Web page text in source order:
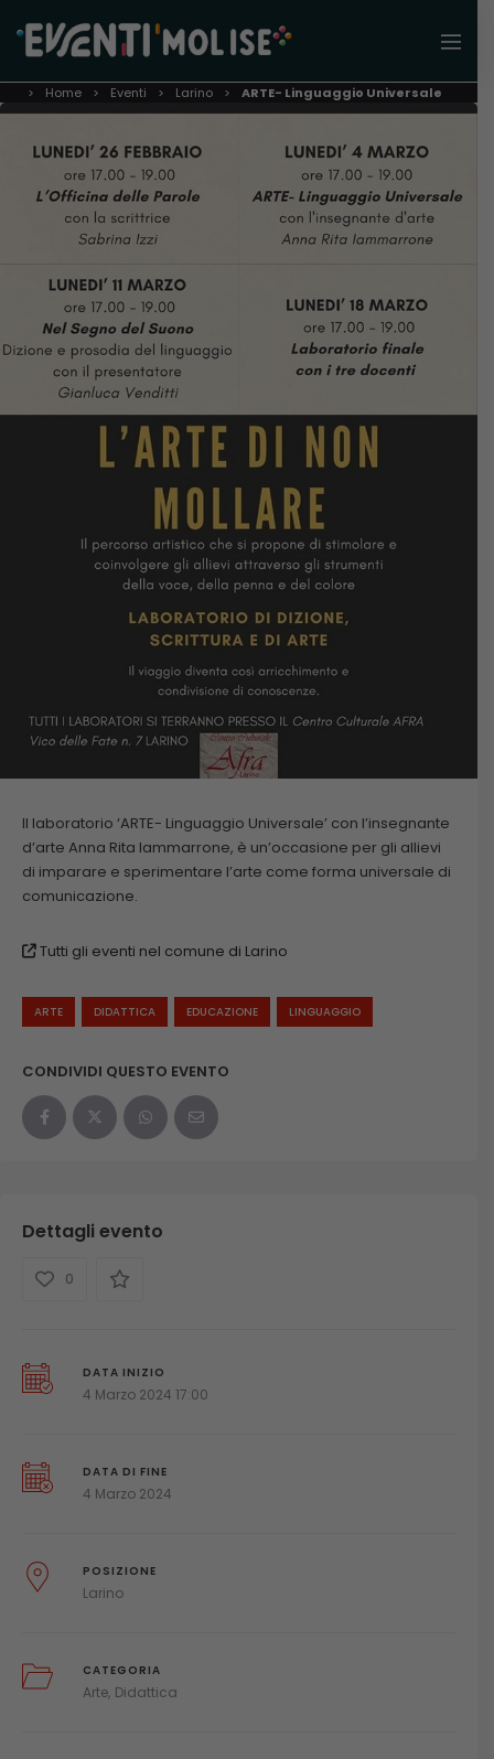
Home Eventi Larino ARTE- Linguaggio Universale
Il laboratorio ‘ARTE- Linguaggio Universale’ con l’insegnante
d’arte Anna Rita Iammarrone, è un’occasione per gli allievi
di imparare e sperimentare l’arte come forma universale di
comunicazione.
Tutti gli eventi nel comune di Larino
ARTE DIDATTICA EDUCAZIONE LINGUAGGIO
CONDIVIDI QUESTO EVENTO
Dettagli evento
0
DATA INIZIO
4 Marzo 2024 17:00
DATA DI FINE
4 Marzo 2024
POSIZIONE
Larino
CATEGORIA
Arte Didattica